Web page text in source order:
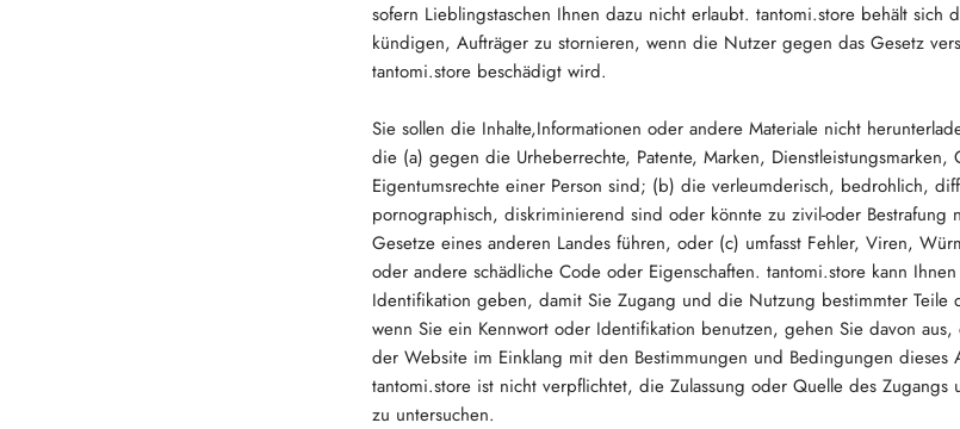
sofern Lieblingstaschen Ihnen dazu nicht erlaubt. tantomi.store behält sich
kündigen, Aufträger zu stornieren, wenn die Nutzer gegen das Gesetz
tantomi.store beschädigt wird.
Sie sollen die Inhalte,Informationen oder andere Materiale nicht
die (a) gegen die Urheberrechte, Patente, Marken, Dienstleistungsmarken,
Eigentumsrechte einer Person sind; (b) die verleumderisch, bedrohlich,
pornographisch, diskriminierend sind oder könnte zu zivil-oder Bestrafung
Gesetze eines anderen Landes führen, oder (c) umfasst Fehler, Viren,
oder andere schädliche Code oder Eigenschaften. tantomi.store kann
Identifikation geben, damit Sie Zugang und die Nutzung bestimmter Teile
wenn Sie ein Kennwort oder Identifikation benutzen, gehen Sie davon
der Website im Einklang mit den Bestimmungen und Bedingungen dieses
tantomi.store ist nicht verpflichtet, die Zulassung oder Quelle des
zu untersuchen.